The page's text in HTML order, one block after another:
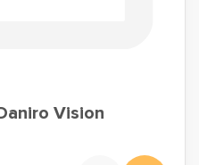
Vision